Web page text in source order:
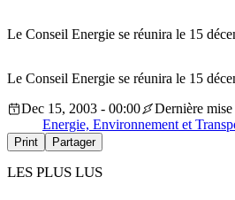
Le Conseil Energie se réunira le 15
Le Conseil Energie se réunira le 15
Dec 15, 2003 - 00:00
Dernière
Energie, Environnement et
Print Partager
LES PLUS LUS